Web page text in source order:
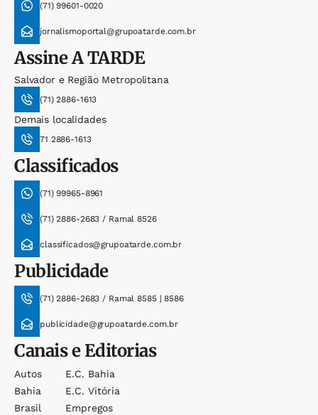
(71) 99601-0020
jornalismoportal@grupoatarde.com.br
AssineA TARDE
Salvador e Região Metropolitana
(71) 2886-1613
Demais localidades
71 2886-1613
Classificados
(71) 99965-8961
(71) 2886-2683 / Ramal 8526
classificados@grupoatarde.com.br
Publicidade
(71) 2886-2683 / Ramal 8585 | 8586
publicidade@grupoatarde.com.br
Canais e Editorias
Autos
Bahia
Brasil
E.c. Bahia
E.c. Vitória
Empregos